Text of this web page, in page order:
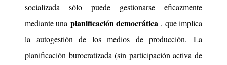
socializada sólo puede gestionarse eficazmente
mediante una planificación democrática , que implica
la autogestión de los medios de producción. La
planificación burocratizada (sin participación activa de